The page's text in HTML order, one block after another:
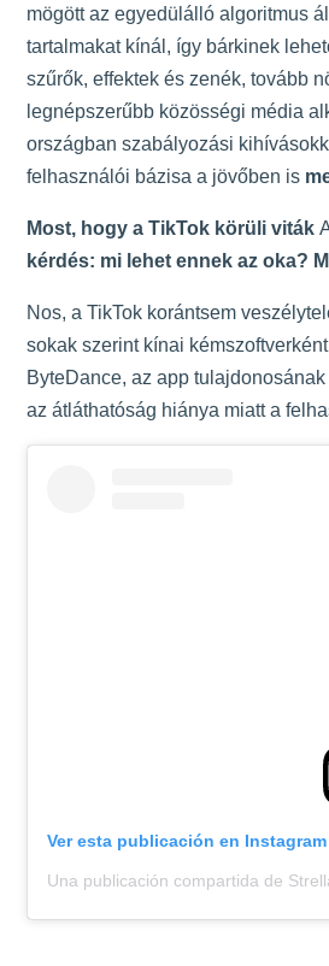
mögött az egyedülálló algoritmus
tartalmakat kínál, így bárkinek
szűrők, effektek és zenék, tovább
legnépszerűbb közösségi média
országban szabályozási
felhasználói bázisa a jövőben is
Most, hogy a TikTok körüli viták
kérdés: mi lehet ennek az oka?
Nos, a TikTok korántsem
sokak szerint kínai
ByteDance, az app
az átláthatóság hiánya miatt a
Ver esta publicación en Instagram